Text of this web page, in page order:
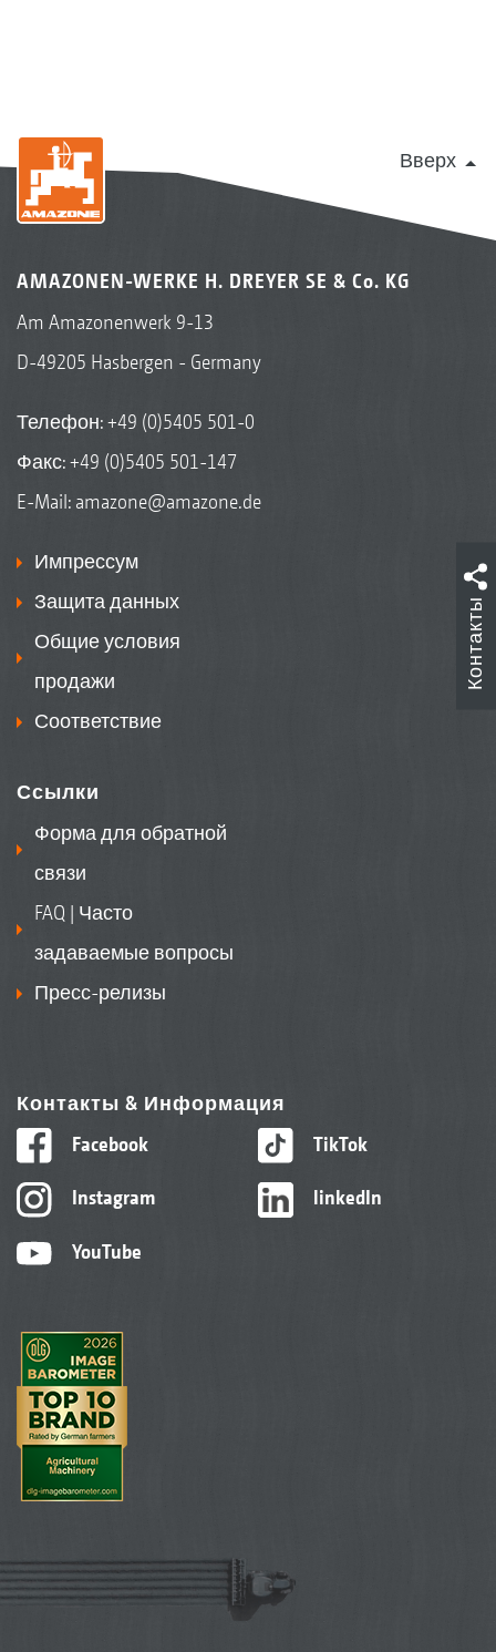
Вверх
AMAZONEN-WERKE H. DREYER SE & Co. KG
Am Amazonenwerk 9-13
D-49205 Hasbergen - Germany
Телефон:+49 (0)5405 501-0
Факс: +49 (0)5405 501-147
E-Mail: amazone@amazone.de
Импрессум
Защита данных
Общие условия
продажи
Соответствие
Ссылки
Форма для обратной
связи
FAQ | Часто
задаваемые вопросы
Пресс-релизы
Контакты & Информация
Facebook
Instagram
YouTube
TikTok
linkedIn
Контакты